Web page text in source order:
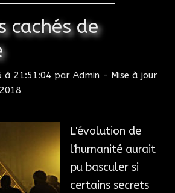
cachés de
à 21:51:04 par Admin - Mise à jour
L'évolution de
l'humanité aurait
pu basculer si
certains secrets